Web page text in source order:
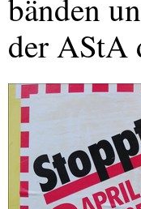
bänden
der AStA